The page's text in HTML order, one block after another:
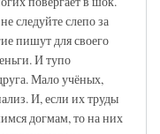
следуйте слепо за
пишут для своего
И тупо
Мало учёных,
И, если их труды
догмам, то на них